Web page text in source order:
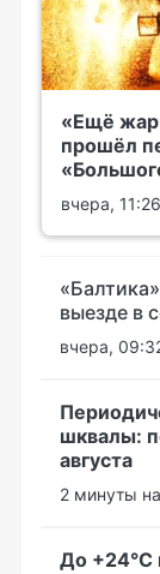
«Ещё
прошёл
вчера, 11:26
выезде в
вчера,
шквалы:
августа
2 минуты
До +24°С